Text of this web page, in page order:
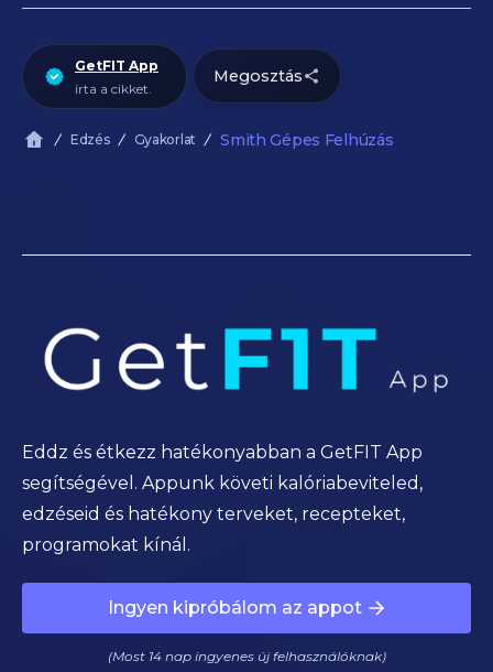
Eddz és étkezz hatékonyabban a GetFIT App
segítségével. Appunk követi kalóriabeviteled,
edzéseid és hatékony terveket, recepteket,
programokat kínál.
Ingyen kipróbálom az appot
(Most 14 nap ingyenes új felhasználóknak)
GetFIT App
írta a cikket.
Megosztás
Edzés Gyakorlat Smith Gépes Felhúzás